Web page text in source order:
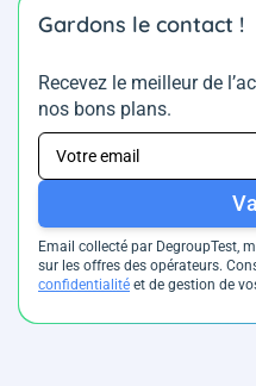
Gardons le contact !
Recevez le meilleur de
nos bons plans.
Email collecté par DegroupTest,
sur les offres des opérateurs.
confidentialité et de gestion de